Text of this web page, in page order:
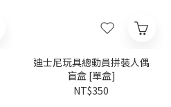
迪士尼玩具總動員拼裝人偶
盲盒 [單盒]
NT$350